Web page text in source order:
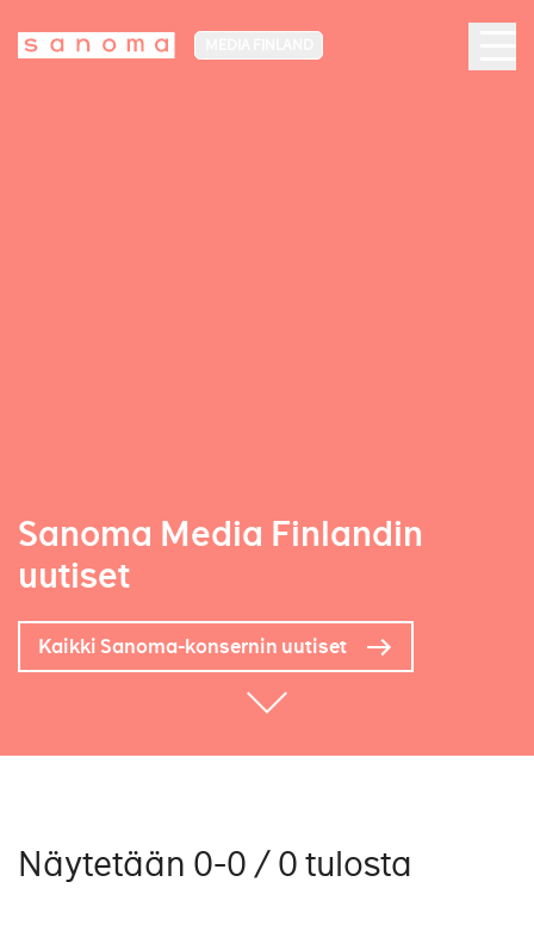
Sanoma Media Finlandin
uutiset
Kaikki Sanoma-konsernin uutiset
Näytetään 0-0 / 0 tulosta